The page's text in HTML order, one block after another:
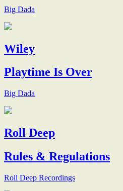
Big Dada
Wiley
Playtime Is Over
Big Dada
Roll Deep
Rules & Regulations
Roll Deep Recordings